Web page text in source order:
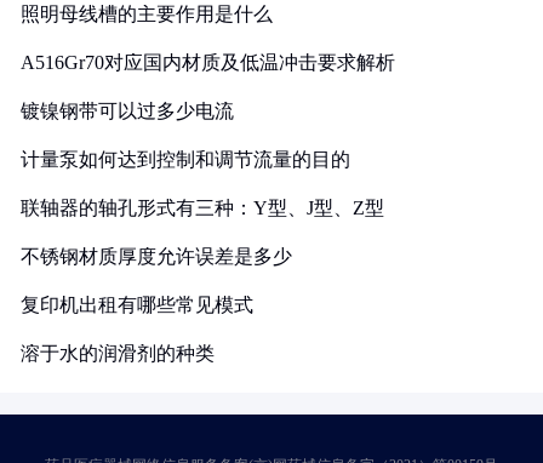
照明母线槽的主要作用是什么
A516Gr70对应国内材质及低温冲击要求解析
镀镍钢带可以过多少电流
计量泵如何达到控制和调节流量的目的
联轴器的轴孔形式有三种：Y型、J型、Z型
不锈钢材质厚度允许误差是多少
复印机出租有哪些常见模式
溶于水的润滑剂的种类